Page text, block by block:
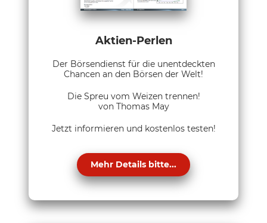
Aktien-Perlen
Der Börsendienst für die unentdeckten
Chancen an den Börsen der Welt!
Die Spreu vom Weizen trennen!
von Thomas May
Jetzt informieren und kostenlos testen!
Mehr Details bitte...